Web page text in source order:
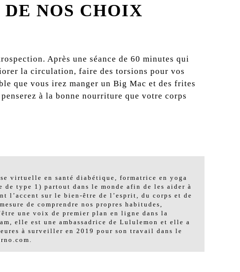
DE NOS CHOIX
Après une séance de 60 minutes qui
la circulation, faire des torsions pour vos
que vous irez manger un Big Mac et des frites
à la bonne nourriture que votre corps
virtuelle en santé diabétique, formatrice en yoga
de type 1) partout dans le monde afin de les aider à
l’accent sur le bien-être de l’esprit, du corps et de
de comprendre nos propres habitudes,
une voix de premier plan en ligne dans la
elle est une ambassadrice de Lululemon et elle a
à surveiller en 2019 pour son travail dans le